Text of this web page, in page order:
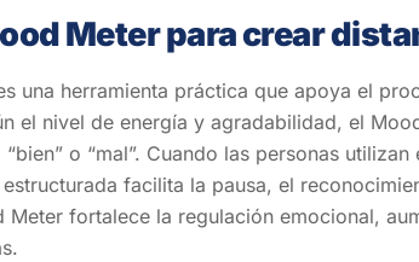
Meter para crear
una herramienta práctica que apoya el
el nivel de energía y agradabilidad, el
o “mal”. Cuando las personas
facilita la pausa, el
Meter fortalece la regulación emocional,